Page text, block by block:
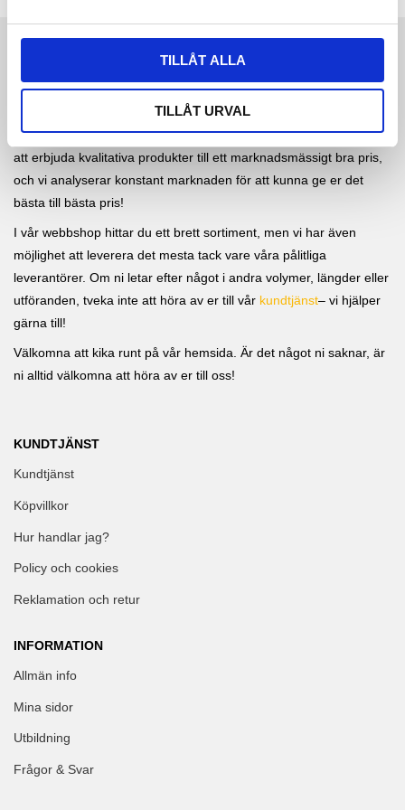
TILLÅT ALLA
TILLÅT URVAL
Vi är ett ungt företag med lång erfarenhet inom industri- och
transportnäringen, och hos oss hittar du ett brett urval av
lösningar, som lastsäkring och lyftutrustning. Vi strävar alltid efter
att erbjuda kvalitativa produkter till ett marknadsmässigt bra pris,
och vi analyserar konstant marknaden för att kunna ge er det
bästa till bästa pris!
I vår webbshop hittar du ett brett sortiment, men vi har även
möjlighet att leverera det mesta tack vare våra pålitliga
leverantörer. Om ni letar efter något i andra volymer, längder eller
utföranden, tveka inte att höra av er till vår kundtjänst– vi hjälper
gärna till!
Välkomna att kika runt på vår hemsida. Är det något ni saknar, är
ni alltid välkomna att höra av er till oss!
KUNDTJÄNST
Kundtjänst
Köpvillkor
Hur handlar jag?
Policy och cookies
Reklamation och retur
INFORMATION
Allmän info
Mina sidor
Utbildning
Frågor & Svar